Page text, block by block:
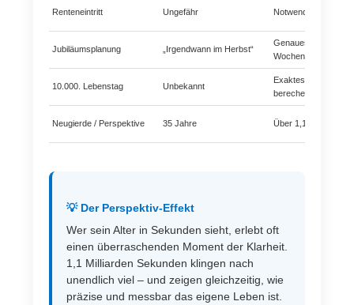
Renteneintritt Ungefähr Notwendig
Jubiläumsplanung „Irgendwann im Herbst“
Genaues Datum +
Wochentag
10.000. Lebenstag Unbekannt
Exaktes Datum
berechenbar
Neugierde / Perspektive 35 Jahre Über 1,1 Mrd.
💡 Der Perspektiv-Effekt
Wer sein Alter in Sekunden sieht, erlebt oft
einen überraschenden Moment der Klarheit.
1,1 Milliarden Sekunden klingen nach
unendlich viel – und zeigen gleichzeitig, wie
präzise und messbar das eigene Leben ist.